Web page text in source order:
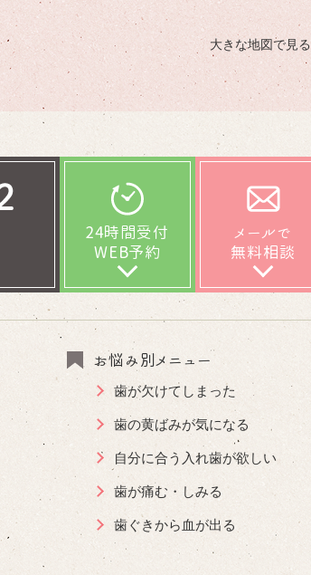
大きな地図で見る
24時間受付
WEB予約
メールで
無料相談
お悩み別メニュー
歯が欠けてしまった
歯の黄ばみが気になる
自分に合う入れ歯が欲しい
歯が痛む・しみる
歯ぐきから血が出る